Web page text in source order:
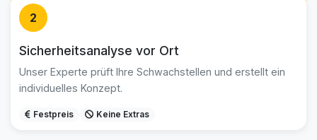
2
Sicherheitsanalyse vor Ort
Unser Experte prüft Ihre Schwachstellen und erstellt ein
individuelles Konzept.
Festpreis Keine Extras